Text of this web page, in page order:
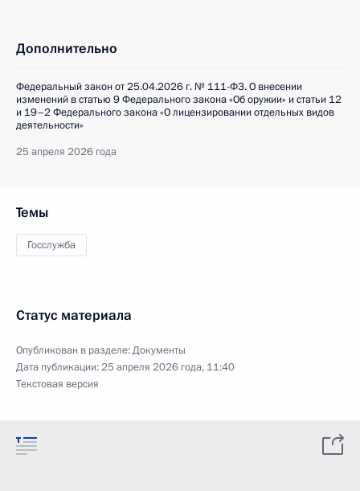
Дополнительно
Федеральный закон от 25.04.2026 г. № 111-ФЗ. О внесении
изменений в статью 9 Федерального закона «Об оружии» и статьи 12
и 19–2 Федерального закона «О лицензировании отдельных видов
деятельности»
25 апреля 2026 года
Темы
Госслужба
Статус материала
Опубликован в разделе:Документы
Дата публикации:25 апреля 2026 года, 11:40
Текстовая версия